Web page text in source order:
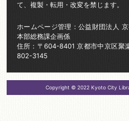
て、複製・転用・改変を禁じます。
ホームページ管理：公益財団法人
本部総務課企画係
住所：〒604-8401 京都市中京区
802-3145
Copyright © 2022 Kyoto City